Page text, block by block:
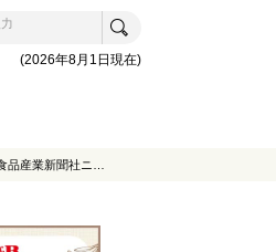
(2026年8月1日現在)